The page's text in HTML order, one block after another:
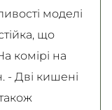
моделі
що
комірі на
- Дві кишені